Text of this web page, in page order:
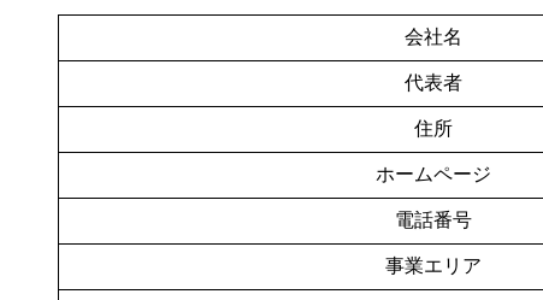
会社名
代表者
住所
ホームページ
電話番号
事業エリア